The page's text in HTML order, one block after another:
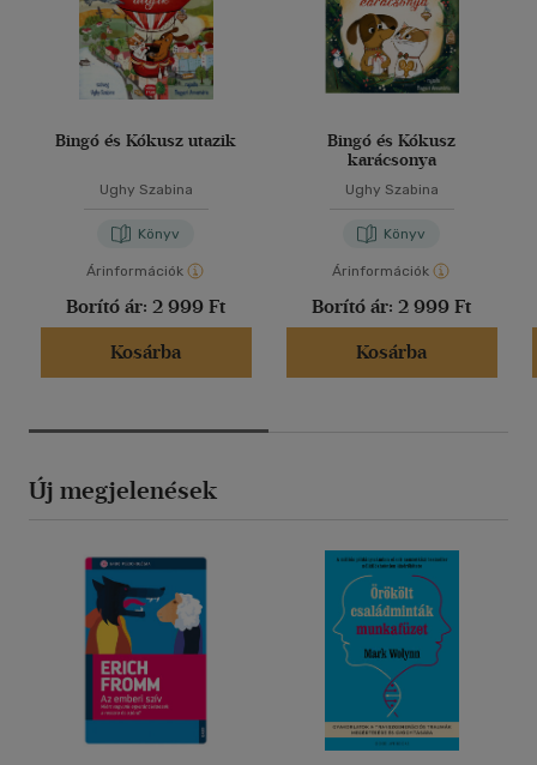
Bingó és Kókusz utazik
Ughy Szabina
Könyv
Árinformációk
Borító ár: 2 999 Ft
Kosárba
Bingó és Kókusz
karácsonya
Ughy Szabina
Könyv
Árinformációk
Borító ár: 2 999 Ft
Kosárba
Új megjelenések